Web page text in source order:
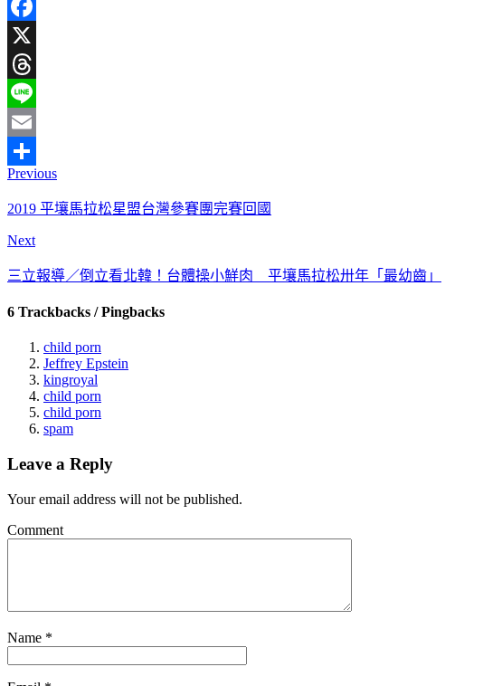
Facebook
X
Threads
Line
Email
分
享
Previous
2019 平壤馬拉松星盟台灣參賽團完賽回國
Next
三立報導／倒立看北韓！台體操小鮮肉 平壤馬拉松卅年「最幼齒」
6 Trackbacks / Pingbacks
child porn
Jeffrey Epstein
kingroyal
child porn
child porn
spam
Leave a Reply
Your email address will not be published.
Comment
Name *